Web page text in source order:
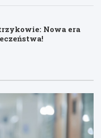
Nowa era